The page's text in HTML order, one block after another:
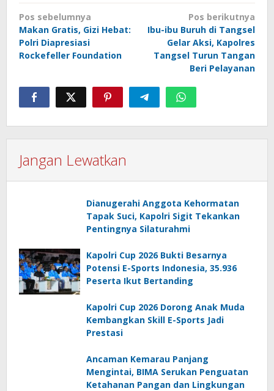
Navigasi
pos
Pos sebelumnya
Makan Gratis, Gizi Hebat:
Polri Diapresiasi
Rockefeller Foundation
Pos berikutnya
Ibu-ibu Buruh di Tangsel
Gelar Aksi, Kapolres
Tangsel Turun Tangan
Beri Pelayanan
Jangan Lewatkan
Dianugerahi Anggota Kehormatan
Tapak Suci, Kapolri Sigit Tekankan
Pentingnya Silaturahmi
Kapolri Cup 2026 Bukti Besarnya
Potensi E-Sports Indonesia, 35.936
Peserta Ikut Bertanding
Kapolri Cup 2026 Dorong Anak Muda
Kembangkan Skill E-Sports Jadi
Prestasi
Ancaman Kemarau Panjang
Mengintai, BIMA Serukan Penguatan
Ketahanan Pangan dan Lingkungan